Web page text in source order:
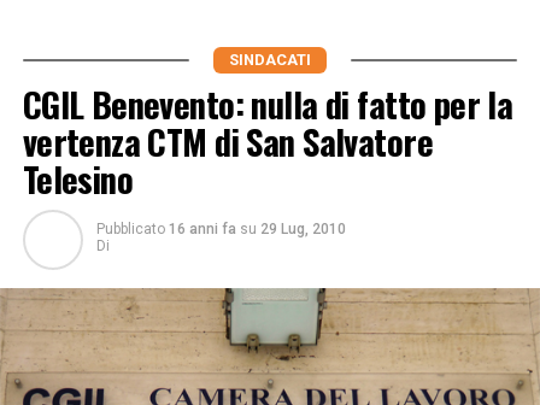
SINDACATI
CGIL Benevento: nulla di fatto per la
vertenza CTM di San Salvatore
Telesino
Pubblicato 16 anni fa su 29 Lug, 2010
Di